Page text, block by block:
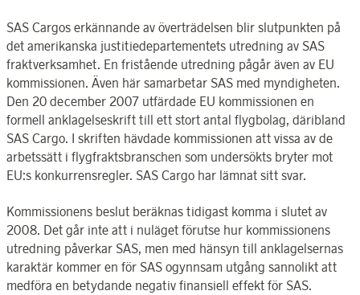
SAS Cargos erkännande av överträdelsen blir slutpunkten på
det amerikanska justitiedepartementets utredning av SAS
fraktverksamhet. En fristående utredning pågår även av EU
kommissionen. Även här samarbetar SAS med myndigheten.
Den 20 december 2007 utfärdade EU kommissionen en
formell anklagelseskrift till ett stort antal flygbolag, däribland
SAS Cargo. I skriften hävdade kommissionen att vissa av de
arbetssätt i flygfraktsbranschen som undersökts bryter mot
EU:s konkurrensregler. SAS Cargo har lämnat sitt svar.
Kommissionens beslut beräknas tidigast komma i slutet av
2008. Det går inte att i nuläget förutse hur kommissionens
utredning påverkar SAS, men med hänsyn till anklagelsernas
karaktär kommer en för SAS ogynnsam utgång sannolikt att
medföra en betydande negativ finansiell effekt för SAS.